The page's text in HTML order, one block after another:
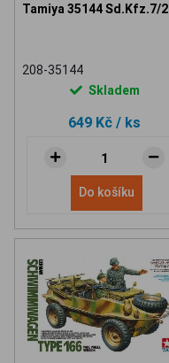
Tamiya 35144 Sd.Kfz.7/2
208-35144
Skladem
649 Kč / ks
Do košíku